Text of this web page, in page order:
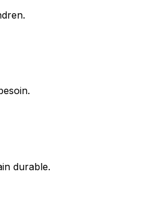
durable.